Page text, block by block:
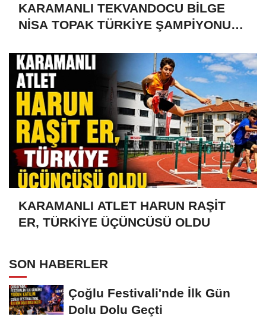
KARAMANLI TEKVANDOCU BİLGE
NİSA TOPAK TÜRKİYE ŞAMPİYONU
KARAMANLI ATLET HARUN RAŞİT
ER, TÜRKİYE ÜÇÜNCÜSÜ OLDU
SON HABERLER
Çoğlu Festivali'nde İlk Gün
Dolu Dolu Geçti